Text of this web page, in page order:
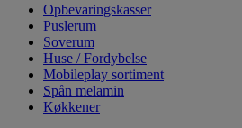
Opbevaringskasser
Puslerum
Soverum
Huse / Fordybelse
Mobileplay sortiment
Spån melamin
Køkkener